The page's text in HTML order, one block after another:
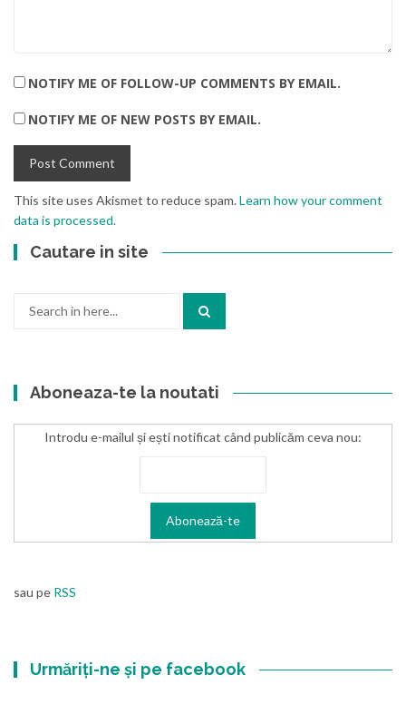
NOTIFY ME OF FOLLOW-UP COMMENTS BY EMAIL.
NOTIFY ME OF NEW POSTS BY EMAIL.
This site uses Akismet to reduce spam.Learn how your comment
data is processed.
Cautare in site
Aboneaza-te la noutati
Introdu e-mailul și ești notificat când publicăm ceva nou:
sau pe RSS
Urmăriți-ne și pe facebook